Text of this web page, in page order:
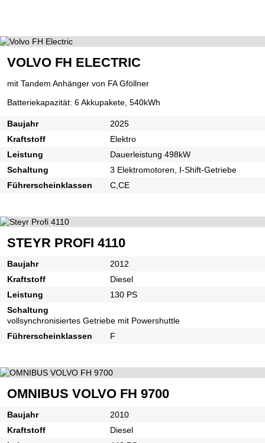
VOLVO FH ELECTRIC
mit Tandem Anhänger von FA Gföllner
Batteriekapazität: 6 Akkupakete, 540kWh
Baujahr
2025
Kraftstoff
Elektro
Leistung
Dauerleistung 498kW
Schaltung
3 Elektromotoren, I-Shift-Getriebe
Führerscheinklassen
C,CE
STEYR PROFI 4110
Baujahr
2012
Kraftstoff
Diesel
Leistung
130 PS
Schaltung
vollsynchronisiertes Getriebe mit Powershuttle
Führerscheinklassen
F
OMNIBUS VOLVO FH 9700
Baujahr
2010
Kraftstoff
Diesel